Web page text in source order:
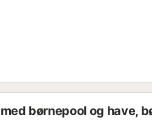
børnepool og have,